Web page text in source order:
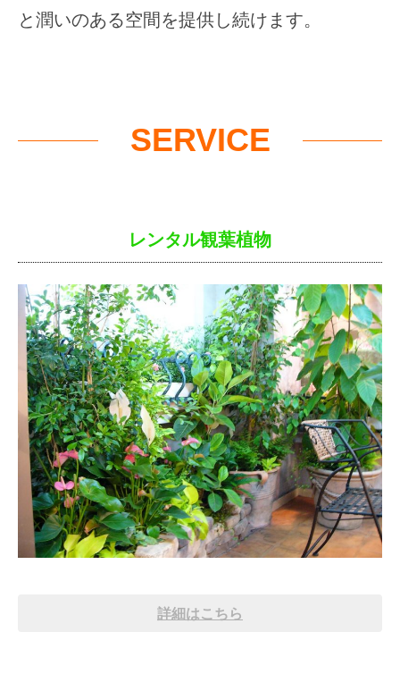
あ
と潤いのある空間を提供し続けます。
SERVICE
レンタル観葉植物
詳細はこちら